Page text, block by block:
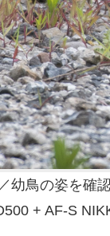
幼鳥の姿を確
+ AF-S